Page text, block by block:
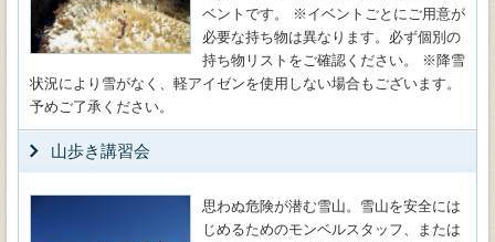
ベントです。 ※イベントごとにご用意が
必要な持ち物は異なります。必ず個別の
持ち物リストをご確認ください。 ※降雪
状況により雪がなく、軽アイゼンを使用しない場合もございます。
予めご了承ください。
山歩き講習会
思わぬ危険が潜む雪山。雪山を安全には
じめるためのモンベルスタッフ、または